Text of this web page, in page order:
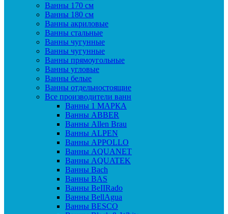
Ванны 170 см
Ванны 180 см
Ванны акриловые
Ванны стальные
Ванны чугунные
Ванны чугунные
Ванны прямоугольные
Ванны угловые
Ванны белые
Ванны отдельностоящие
Все производители ванн
Ванны 1 МАРКА
Ванны ABBER
Ванны Allen Brau
Ванны ALPEN
Ванны APPOLLO
Ванны AQUANET
Ванны AQUATEK
Ванны Bach
Ванны BAS
Ванны BeIIRado
Ванны BellAgua
Ванны BESCO